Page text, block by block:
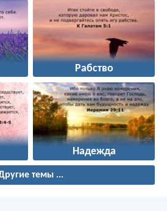
Рабство
Надежда
темы ...